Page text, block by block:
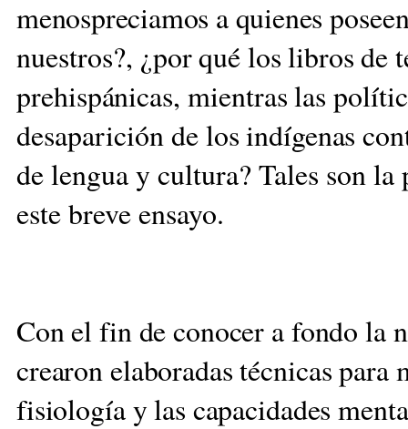
menospreciamos a quienes po
nuestros?, ¿por qué los libros de
prehispánicas, mientraslas
desaparición delos indígenas
de lengua y cultura? Tales sonla
este breve ensayo.
Con el fin de conocer a fondo la
crearon elaboradas técnicas
fisiología y las capacidades